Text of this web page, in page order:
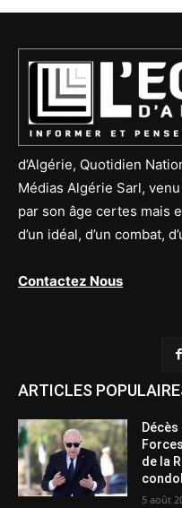
d’Algérie, Quotidien
Médias Algérie Sarl,
par son âge certes mais
d’un idéal, d’un combat,
Contactez Nous
ARTICLES
de la
5 août